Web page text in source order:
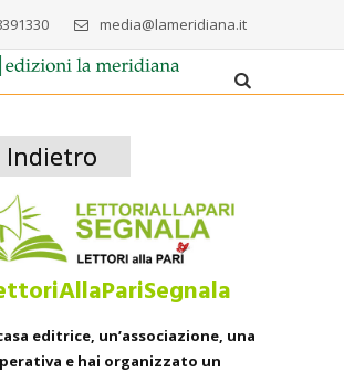
media@lameridiana.it
Indietro
editrice, un’associazione, una
e hai organizzato un